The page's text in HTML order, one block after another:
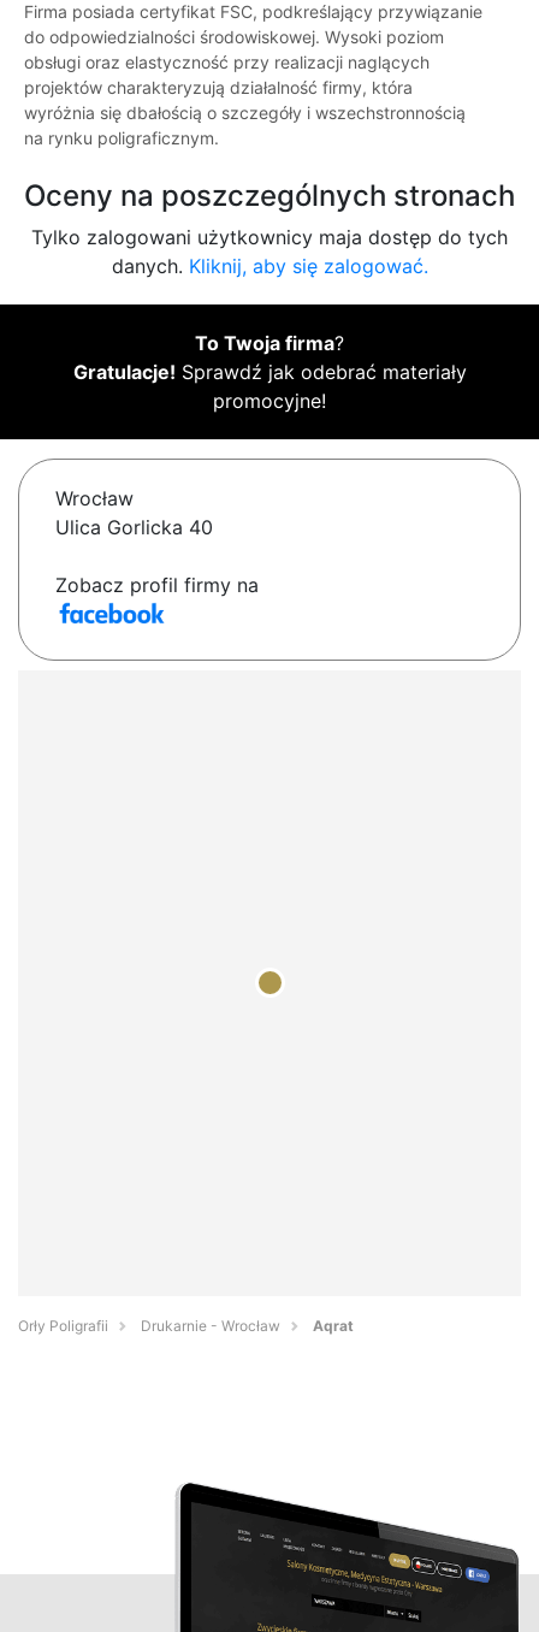
Firma posiada certyfikat FSC, podkreślający przywiązanie
do odpowiedzialności środowiskowej. Wysoki poziom
obsługi oraz elastyczność przy realizacji naglących
projektów charakteryzują działalność firmy, która
wyróżnia się dbałością o szczegóły i wszechstronnością
na rynku poligraficznym.
Oceny na poszczególnych stronach
Tylko zalogowani użytkownicy maja dostęp do tych
danych. Kliknij, aby się zalogować.
To Twoja firma?
Gratulacje! Sprawdź jak odebrać materiały
promocyjne!
Wrocław
Ulica Gorlicka 40
Zobacz profil firmy na
Orły Poligrafii Drukarnie - Wrocław Aqrat